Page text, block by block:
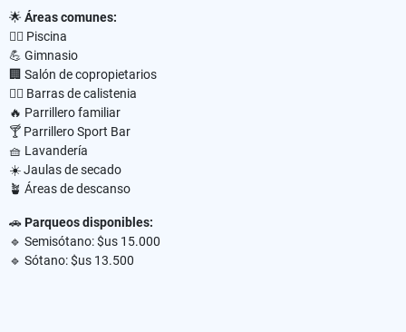
🌟 Áreas comunes:
🏊‍♂️ Piscina
💪 Gimnasio
🏢 Salón de copropietarios
🏋️‍♂️ Barras de calistenia
🔥 Parrillero familiar
🍸 Parrillero Sport Bar
🧺 Lavandería
☀️ Jaulas de secado
🪴 Áreas de descanso
🚗Parqueos disponibles:
🔹 Semisótano: $us 15.000
🔹 Sótano: $us 13.500